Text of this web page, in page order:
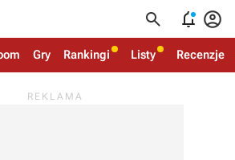
  
Gry Rankingi Listy Recenzje